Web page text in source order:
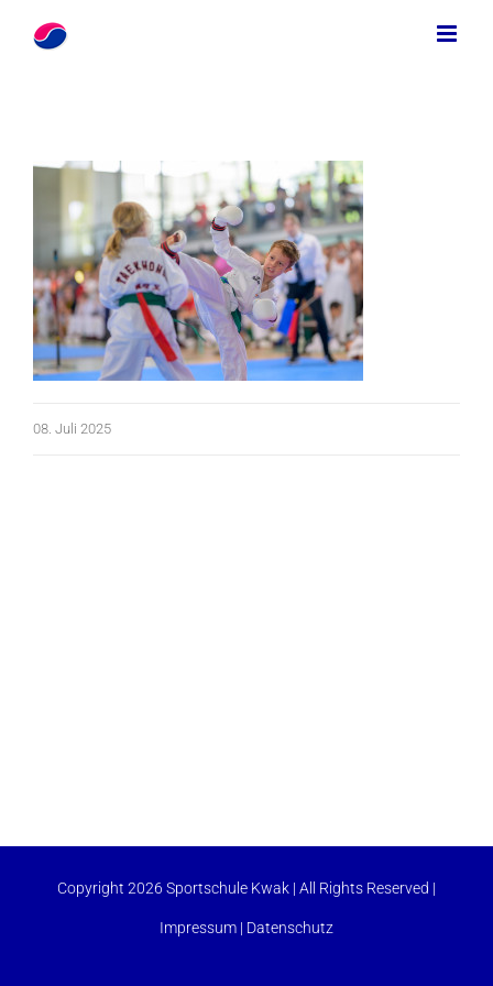
Zum
Inhalt
08. Juli 2025
Copyright 2026 Sportschule Kwak | All Rights Reserved |
Impressum | Datenschutz